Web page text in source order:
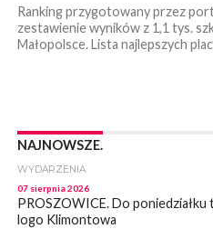
Ranking przygotowany przez
zestawienie wyników z 1,1 tys.
Małopolsce. Lista najlepszych
NAJNOWSZE.
WYDARZENIA
07 sierpnia 2026
PROSZOWICE. Do
logo Klimontowa